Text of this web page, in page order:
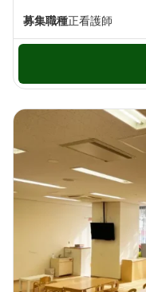
募集職種正看護師